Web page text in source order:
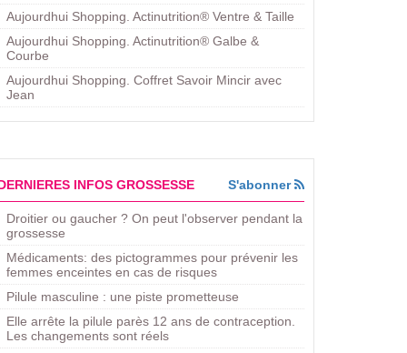
Aujourdhui Shopping. Actinutrition® Ventre & Taille
Aujourdhui Shopping. Actinutrition® Galbe &
Courbe
Aujourdhui Shopping. ​Coffret Savoir Mincir avec
Jean
INFOS GROSSESSE S'abonner
Droitier ou gaucher ? On peut l'observer pendant la
grossesse
Médicaments: des pictogrammes pour prévenir les
femmes enceintes en cas de risques
Pilule masculine : une piste prometteuse
Elle arrête la pilule parès 12 ans de contraception.
Les changements sont réels